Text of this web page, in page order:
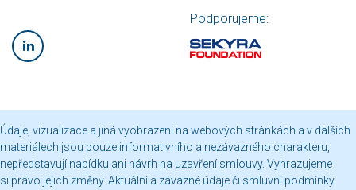
Podporujeme:
Údaje, vizualizace a jiná vyobrazení na webových stránkách a v dalších
materiálech jsou pouze informativního a nezávazného charakteru,
nepředstavují nabídku ani návrh na uzavření smlouvy. Vyhrazujeme
si právo jejich změny. Aktuální a závazné údaje či smluvní podmínky